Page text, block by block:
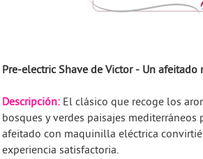
Pre-electric Shave de Victor - Un afeitado
Descripción: El clásico que recoge los
bosques y verdes paisajes mediterráneos
afeitado con maquinilla eléctrica
experiencia satisfactoria.